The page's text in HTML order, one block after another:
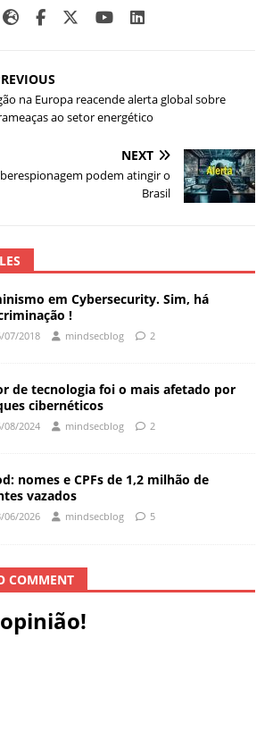
na Europa reacende alerta global sobre
ao setor energético
NEXT
podem atingir o
Brasil
em Cybersecurity. Sim, há
!
07/2018 mindsecblog 2
de tecnologia foi o mais afetado por
cibernéticos
08/2024 mindsecblog 2
nomes e CPFs de 1,2 milhão de
vazados
06/2026 mindsecblog 5
COMMENT